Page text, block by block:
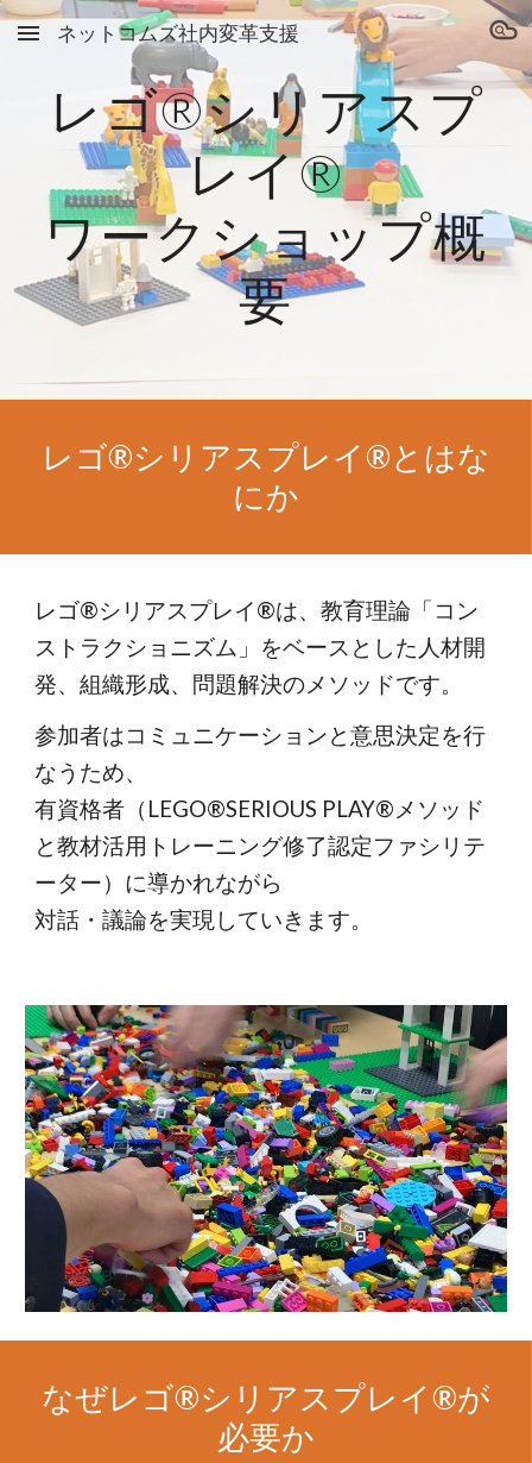
Skip to main content Skip to navigation
ネットコムズ社内変革支援
レゴ®︎シリアスプ
レイ®︎
ワークショップ概
要
レゴ®シリアスプレイ®とはな
にか
レゴ®シリアスプレイ®は、教育理論「コン
ストラクショニズム」をベースとした人材開
発、組織形成、問題解決のメソッドです。
参加者はコミュニケーションと意思決定を行
なうため、
有資格者（LEGO®︎SERIOUS PLAY®︎メソッド
と教材活用トレーニング修了認定ファシリテ
ーター）に導かれながら
対話・議論を実現していきます。
なぜレゴ®シリアスプレイ®が
必要か